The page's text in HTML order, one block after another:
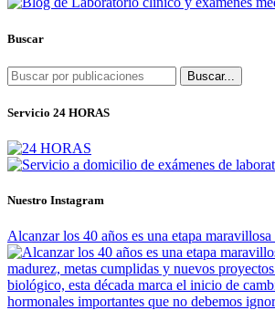
Buscar
Buscar...
Servicio 24 HORAS
Nuestro Instagram
Alcanzar los 40 años es una etapa maravillosa